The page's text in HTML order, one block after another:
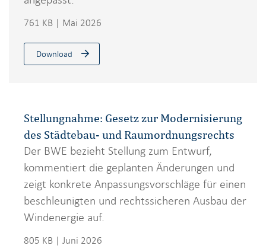
761 KB | Mai 2026
Download
Stellungnahme: Gesetz zur Modernisierung
des Städtebau- und Raumordnungsrechts
Der BWE bezieht Stellung zum Entwurf,
kommentiert die geplanten Änderungen und
zeigt konkrete Anpassungsvorschläge für einen
beschleunigten und rechtssicheren Ausbau der
Windenergie auf.
805 KB | Juni 2026